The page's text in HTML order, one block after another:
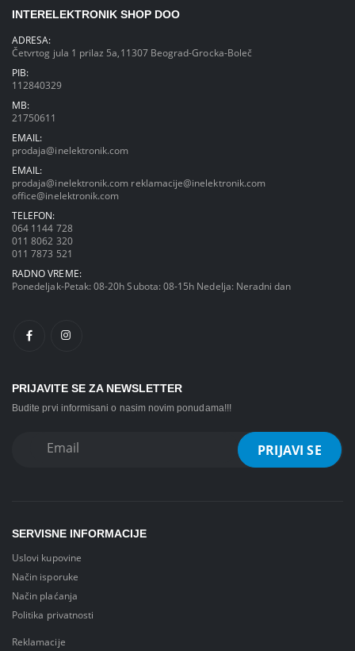
INTERELEKTRONIK SHOP DOO
ADRESA:
Četvrtog jula 1 prilaz 5a,11307 Beograd-Grocka-Boleč
PIB:
112840329
MB:
21750611
EMAIL:
prodaja@inelektronik.com
EMAIL:
prodaja@inelektronik.com reklamacije@inelektronik.com
office@inelektronik.com
TELEFON:
064 1144 728
011 8062 320
011 7873 521
RADNO VREME:
Ponedeljak-Petak: 08-20h Subota: 08-15h Nedelja: Neradni dan
PRIJAVITE SE ZA NEWSLETTER
Budite prvi informisani o nasim novim ponudama!!!
SERVISNE INFORMACIJE
Uslovi kupovine
Način isporuke
Način plaćanja
Politika privatnosti
Reklamacije